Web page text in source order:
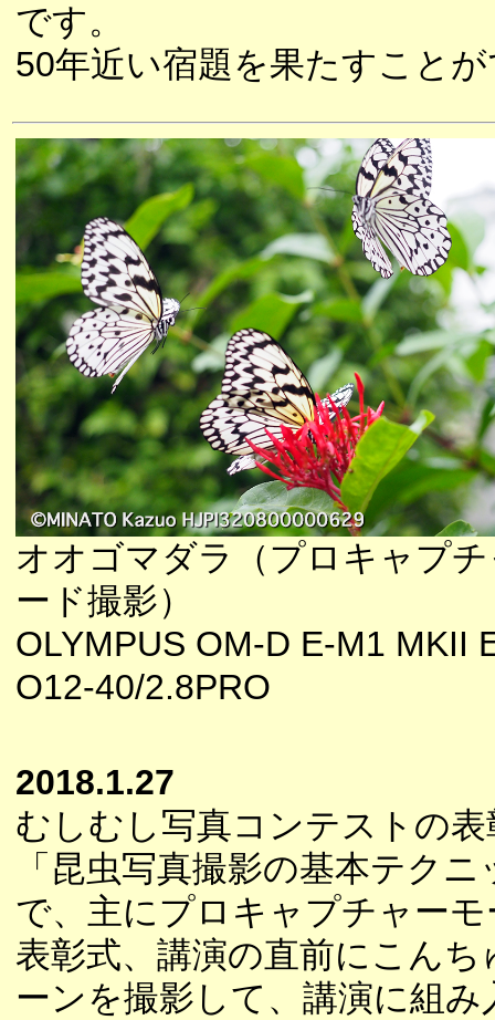
です。
50年近い宿題を果たすこと
オオゴマダラ（プロキャプ
ード撮影）
OLYMPUS OM-D E-M1 MKII
O12-40/2.8PRO
2018.1.27
むしむし写真コンテストの
「昆虫写真撮影の基本テク
で、主にプロキャプチャー
表彰式、講演の直前にこん
ーンを撮影して、講演に組